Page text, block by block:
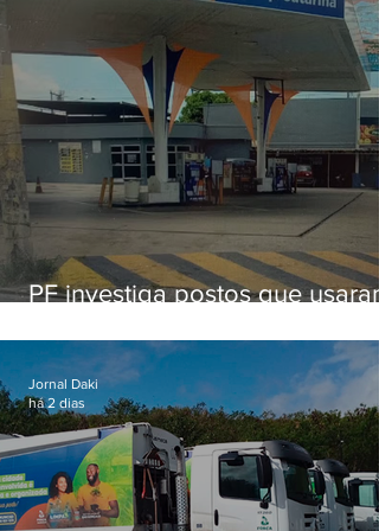
PF investiga postos que usaram
secretário morto em 2020
Jornal Daki
há 2 dias